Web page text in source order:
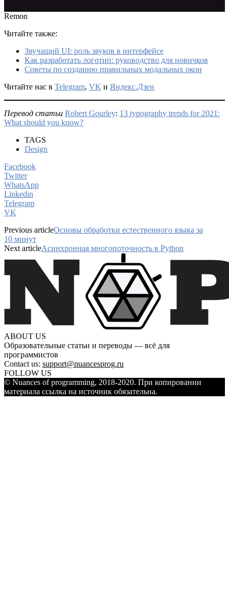
Remon
Читайте также:
Звучащий UI: роль звуков в интерфейсе
Как разработать логотип: руководство для новичков
Советы по созданию правильных модальных окон
Читайте нас в Telegram, VK и Яндекс.Дзен
Перевод статьи Robert Gourley: 13 typography trends for 2021:
What should you know?
TAGS
Design
Facebook
Twitter
WhatsApp
Linkedin
Telegram
VK
Previous articleОсновы обработки естественного языка за
10 минут
Next articleАсинхронная многопоточность в Python
ABOUT US
Образовательные статьи и переводы — всё для
программистов
Contact us: support@nuancesprog.ru
FOLLOW US
© Nuances of programming, 2018-2020. При копировании
материала ссылка на источник обязательна.